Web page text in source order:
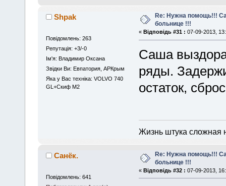
Shpak
Повідомлень: 263
Репутація: +3/-0
Iм'я: Владимир Оксана
Звідки Ви: Евпатория, АРКрым
Яка у Вас техніка: VOLVO 740
GL+Скиф М2
Re: Нужна помощь!!!
больнице !!!
« Відповідь #31 : 07-09-2013,
Саша
ряды.
остаток,
Жизнь штука сложная
Санёк.
Повідомлень: 641
Re: Нужна помощь!!!
больнице !!!
« Відповідь #32 : 07-09-2013,